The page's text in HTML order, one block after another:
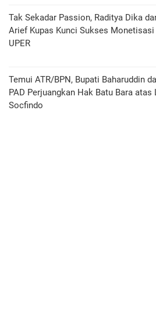
Tak Sekadar Passion, Raditya Dika
Arief Kupas Kunci Sukses
UPER
Temui ATR/BPN, Bupati Baharuddin
PAD Perjuangkan Hak Batu Bara atas
Socfindo